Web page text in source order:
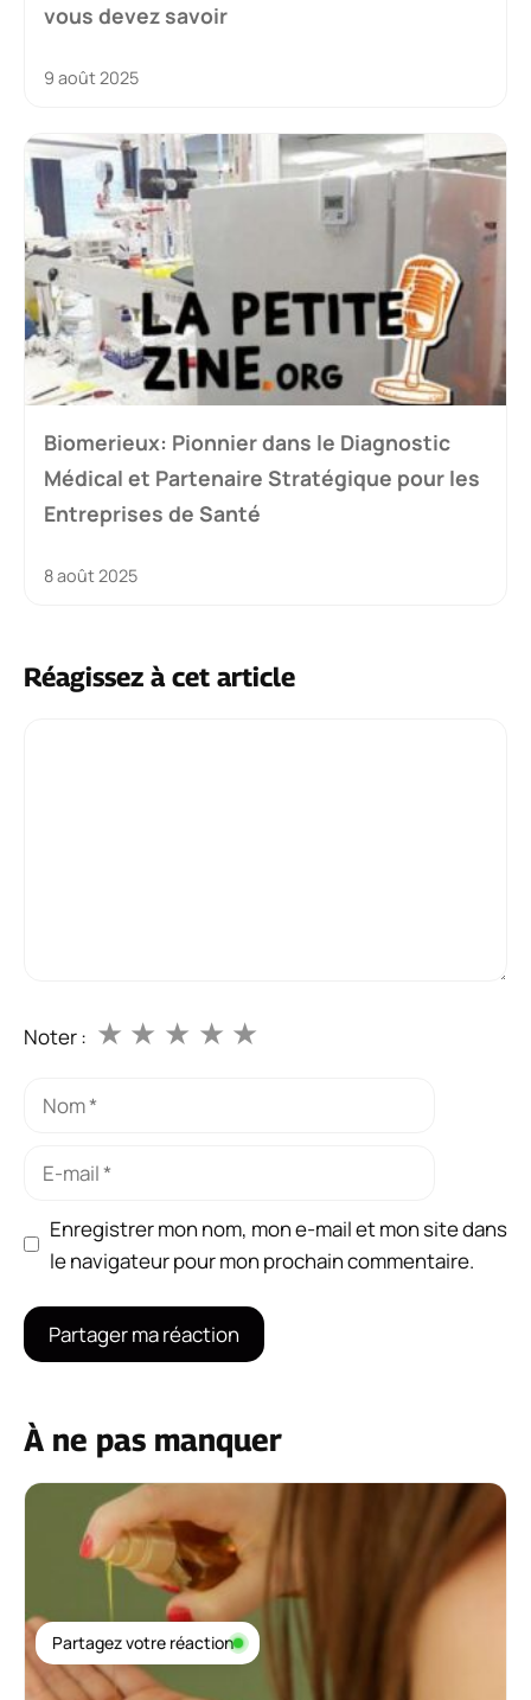
vous devez savoir
9 août 2025
Biomerieux: Pionnier dans le Diagnostic
Médical et Partenaire Stratégique pour les
Entreprises de Santé
8 août 2025
Réagissez à cet article
Noter : ★
★
★
★
★
Nom
Enregistrer mon nom, mon e-mail et mon site dans
le navigateur pour mon prochain commentaire.
À ne pas manquer
Partagez votre réaction